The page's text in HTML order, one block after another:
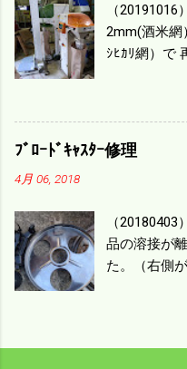
機の容量、
題で 今の機
った時はま
のがある。
みたいと思
業する人が
（
2mm(酒米網
ｼﾋｶﾘ網）で
ず米より2
には手間が
を随分前か
㎏を40袋し
めるほど忙
いう。 実感
な年はくず
と8月の酷
ﾌﾞﾛｰﾄﾞｷｬｽﾀｰ修理
4月 06, 2018
（
品の溶接が
た。（右側
下を調整す
は全く使え